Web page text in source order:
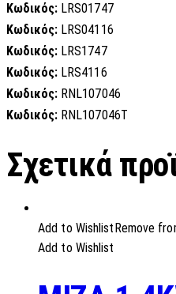
Κωδικός: LRS01747
Κωδικός: LRS04116
Κωδικός: LRS1747
Κωδικός: LRS4116
Κωδικός: RNL107046
Κωδικός: RNL107046T
Σχετικά
Add to Wishlist Remove
Add to Wishlist